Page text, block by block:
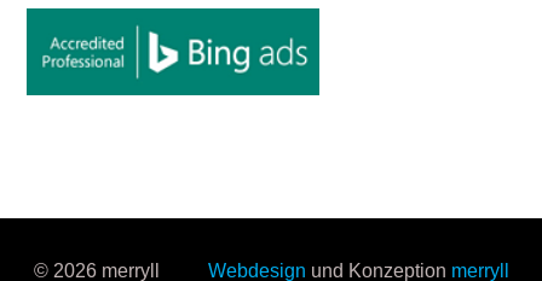
© 2026 merryll Webdesign und Konzeption merryll